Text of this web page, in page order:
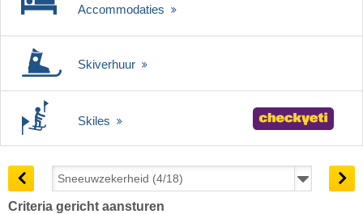
Accommodaties
Skiverhuur
Skiles
Criteria gericht aansturen